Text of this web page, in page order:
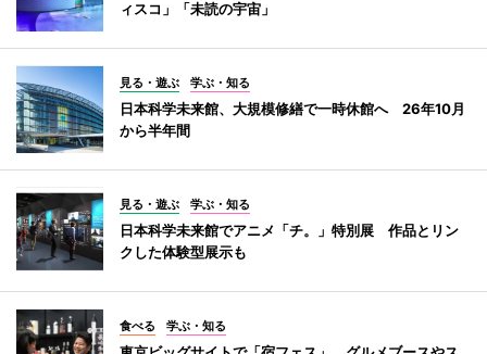
ィスコ」「未読の宇宙」
見る・遊ぶ 学ぶ・知る
日本科学未来館、大規模修繕で一時休館へ 26年10月
から半年間
見る・遊ぶ 学ぶ・知る
日本科学未来館でアニメ「チ。」特別展 作品とリン
クした体験型展示も
食べる 学ぶ・知る